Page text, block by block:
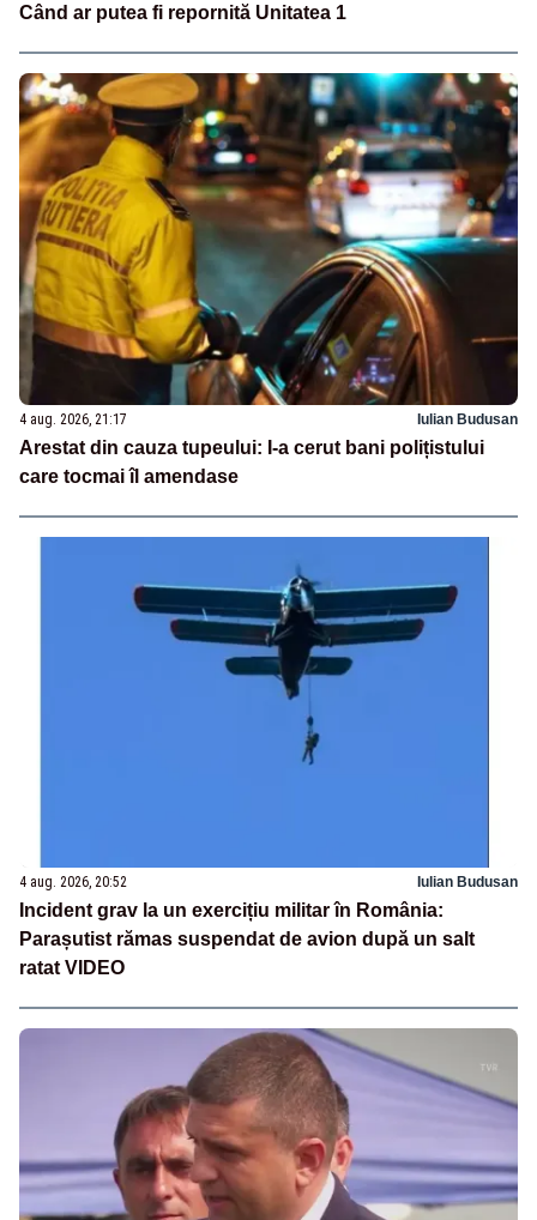
Când ar putea fi repornită Unitatea 1
4 aug. 2026, 21:17 Iulian Budusan
Arestat din cauza tupeului: I-a cerut bani polițistului
care tocmai îl amendase
4 aug. 2026, 20:52 Iulian Budusan
Incident grav la un exercițiu militar în România:
Parașutist rămas suspendat de avion după un salt
ratat VIDEO